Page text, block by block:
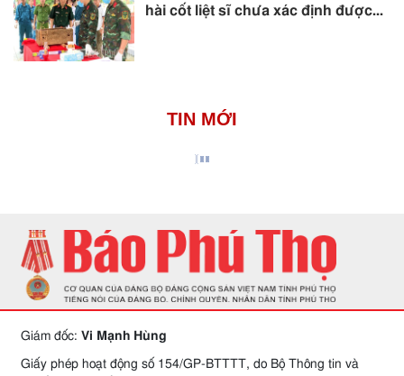
hài cốt liệt sĩ chưa xác định được...
TIN MỚI
Giám đốc: Vi Mạnh Hùng
Giấy phép hoạt động số 154/GP-BTTTT, do Bộ Thông tin và